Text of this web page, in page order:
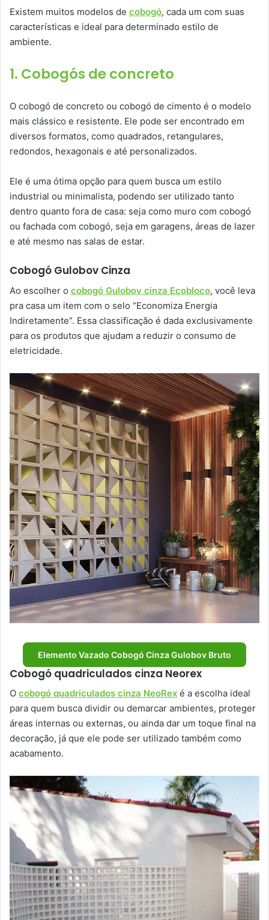
Existem muitos modelos de cobogó, cada um com suas
características e ideal para determinado estilo de
ambiente.
1. Cobogós de concreto
O cobogó de concreto ou cobogó de cimento é o modelo
mais clássico e resistente. Ele pode ser encontrado em
diversos formatos, como quadrados, retangulares,
redondos, hexagonais e até personalizados.
Ele é uma ótima opção para quem busca um estilo
industrial ou minimalista, podendo ser utilizado tanto
dentro quanto fora de casa: seja como muro com cobogó
ou fachada com cobogó, seja em garagens, áreas de lazer
e até mesmo nas salas de estar.
Cobogó Gulobov Cinza
Ao escolher o cobogó Gulobov cinza Ecobloco, você leva
pra casa um item com o selo “Economiza Energia
Indiretamente”. Essa classificação é dada exclusivamente
para os produtos que ajudam a reduzir o consumo de
eletricidade.
Elemento Vazado Cobogó Cinza Gulobov Bruto
Cobogó quadriculados cinza Neorex
O cobogó quadriculados cinza NeoRex é a escolha ideal
para quem busca dividir ou demarcar ambientes, proteger
áreas internas ou externas, ou ainda dar um toque final na
decoração, já que ele pode ser utilizado também como
acabamento.